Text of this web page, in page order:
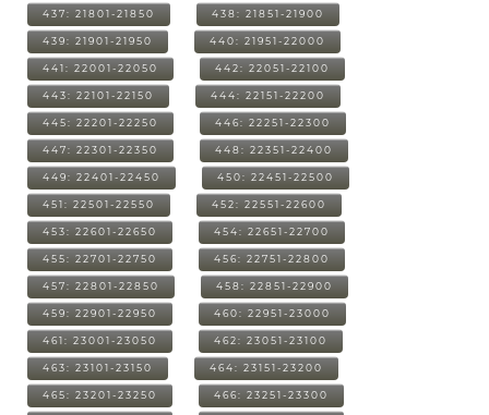
437: 21801-21850 438: 21851-21900
439: 21901-21950 440: 21951-22000
441: 22001-22050 442: 22051-22100
443: 22101-22150 444: 22151-22200
445: 22201-22250 446: 22251-22300
447: 22301-22350 448: 22351-22400
449: 22401-22450 450: 22451-22500
451: 22501-22550 452: 22551-22600
453: 22601-22650 454: 22651-22700
455: 22701-22750 456: 22751-22800
457: 22801-22850 458: 22851-22900
459: 22901-22950 460: 22951-23000
461: 23001-23050 462: 23051-23100
463: 23101-23150 464: 23151-23200
465: 23201-23250 466: 23251-23300